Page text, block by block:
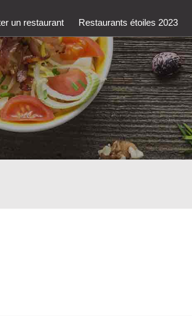
un restaurant Restaurants étoiles 2023